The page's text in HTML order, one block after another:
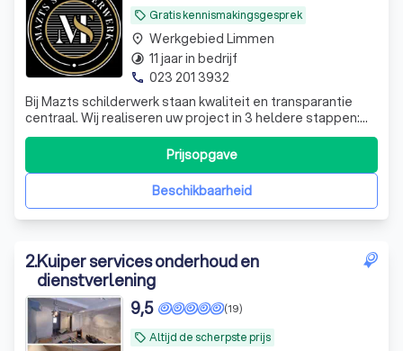
Wat is een schilder? Ontdek de
veelzijdigheid van het vak
Waarom een professionele schilder in
Limmen inhuren?
Welke soorten schilderwerk zijn er?
Ontdek de mogelijkheden
Wat kost een schilder?
local_offer Gratis kennismakingsgesprek
Bij Mazts schilderwerk staan kwaliteit en transparantie
centraal. Wij realiseren uw project in 3 heldere stappen:
van eerste contact tot een perfecte oplevering.
Klanttevredenheid is onze prioriteit!
Beschikbaarheid
Prijsopgave
place Werkgebied Limmen
timelapse 11 jaar in bedrijf
phone 023 201 3932
2.Kuiper services onderhoud en
dienstverlening
local_offer Altijd de scherpste prijs
(19)
9,5